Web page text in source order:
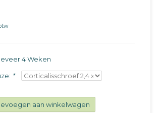
4 Weken
*
aan winkelwagen